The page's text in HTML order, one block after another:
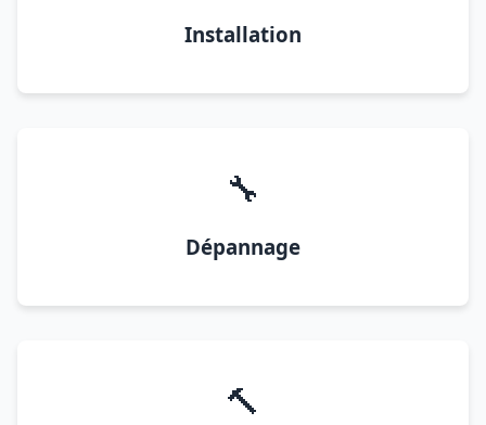
Installation
🔧
Dépannage
🔨